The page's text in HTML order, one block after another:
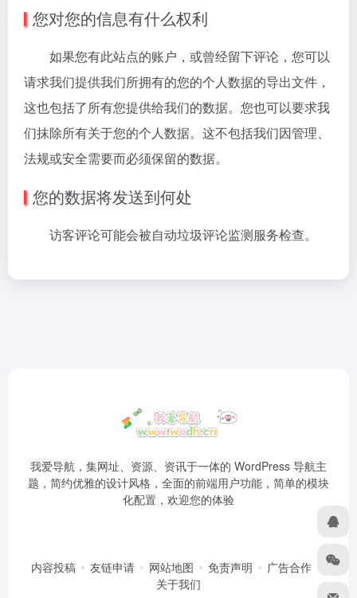
您对您的信息有什么权利
如果您有此站点的账户，或曾经留下评论，您可以
请求我们提供我们所拥有的您的个人数据的导出文件，
这也包括了所有您提供给我们的数据。您也可以要求我
们抹除所有关于您的个人数据。这不包括我们因管理、
法规或安全需要而必须保留的数据。
您的数据将发送到何处
访客评论可能会被自动垃圾评论监测服务检查。
我爱导航，集网址、资源、资讯于一体的 WordPress 导航主
题，简约优雅的设计风格，全面的前端用户功能，简单的模块
化配置，欢迎您的体验
内容投稿 友链申请 网站地图 免责声明
广告合作
关于我们